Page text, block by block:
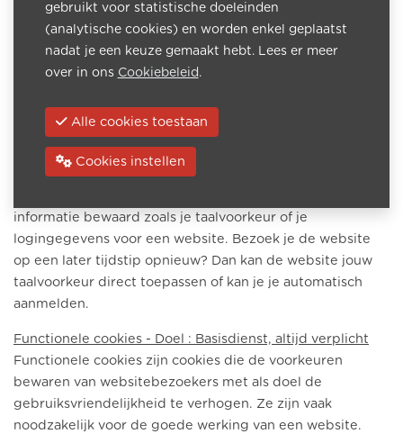
willen wij u informeren over de verschillende soorten
cookies die wij gebruiken en welke cookies onze
dienstverleners gebruiken en hoe u cookies kunt beheren
en blokkeren.
Wat zijn cookies? Welke soorten cookies bestaan er?
Cookies zijn kleine tekstbestandjes die je browser
ontvangt bij het bezoeken van een website, en die voor
een bepaalde tijd op je computer, tablet of smartphone
informatie bewaard zoals je taalvoorkeur of je
logingegevens voor een website. Bezoek je de website
op een later tijdstip opnieuw? Dan kan de website jouw
taalvoorkeur direct toepassen of kan je je automatisch
aanmelden.
Functionele cookies - Doel : Basisdienst, altijd verplicht
Functionele cookies zijn cookies die de voorkeuren
bewaren van websitebezoekers met als doel de
gebruiksvriendelijkheid te verhogen. Ze zijn vaak
noodzakelijk voor de goede werking van een website.
gebruikt voor statistische doeleinden
(analytische cookies) en worden enkel geplaatst
nadat je een keuze gemaakt hebt. Lees er meer
over in ons Cookiebeleid .
Alle cookies toestaan
Cookies instellen